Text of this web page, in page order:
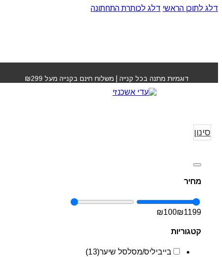
דלג לתוכן הראשי דלג לכותרת התחתונה
דוגמיות מתנה בכל קנייה | משלוח חינם בקנייה מעל ₪299
בייביליס BABYLISS
סינון
מחיר
₪100₪1199
קטגוריות
בייביליס/מסלסל שיער(13)